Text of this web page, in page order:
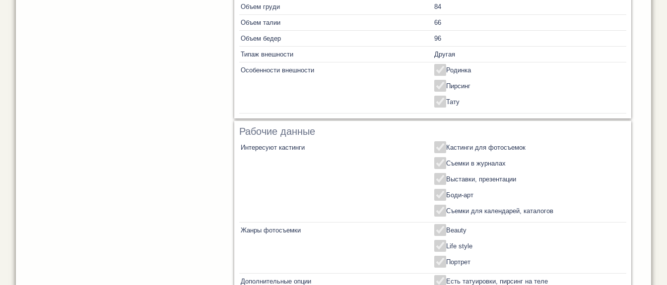
Объем груди 84
Объем талии 66
Объем бедер 96
Типаж внешности Другая
Особенности внешности Родинка
Пирсинг
Тату
Рабочие данные
Интересуют кастинги Кастинги для фотосъемок
Съемки в журналах
Выставки, презентации
Боди-арт
Съемки для календарей, каталогов
Жанры фотосъемки Beauty
Life style
Портрет
Дополнительные опции Есть татуировки, пирсинг на теле